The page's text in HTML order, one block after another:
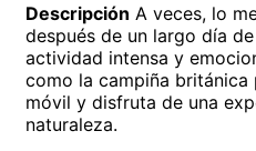
Descripción A veces, lo
después de un largo día
actividad intensa y
como la campiña británica
móvil y disfruta de una
naturaleza.